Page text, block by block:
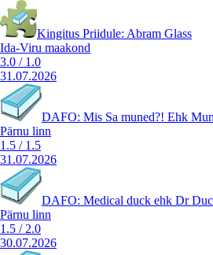
Kingitus Priidule: Abram Glass
Ida-Viru maakond
3.0 / 1.0
31.07.2026
DAFO: Mis Sa muned?! Ehk
Pärnu linn
1.5 / 1.5
31.07.2026
DAFO: Medical duck ehk Dr
Pärnu linn
1.5 / 2.0
30.07.2026